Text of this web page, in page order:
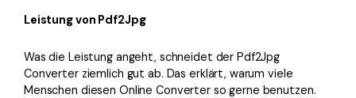
Leistung von Pdf2Jpg
Was die Leistung angeht, schneidet der Pdf2Jpg
Converter ziemlich gut ab. Das erklärt, warum viele
Menschen diesen Online Converter so gerne benutzen.